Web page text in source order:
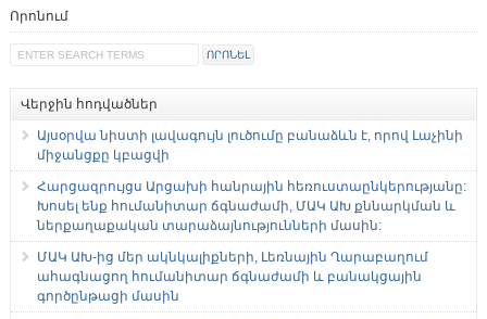
Որոնում
Վերջին հոդվածներ
Այսօրվա նիստի լավագույն լուծումը բանաձևն է, որով Լաչինի
միջանցքը կբացվի
Հարցազրույցս Արցախի հանրային հեռուստաընկերությանը:
Խոսել ենք հումանիտար ճգնաժամի, ՄԱԿ ԱԽ քննարկման և
ներքաղաքական տարաձայնությունների մասին:
ՄԱԿ ԱԽ-ից մեր ակնկալիքների, Լեռնային Ղարաբաղում
ահագնացող հումանիտար ճգնաժամի և բանակցային
գործընթացի մասին